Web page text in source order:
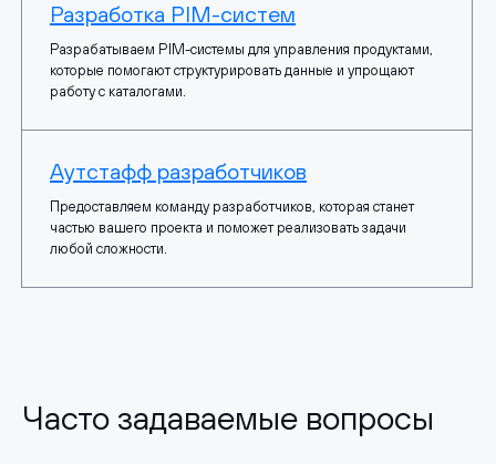
Разработка PIM-систем
Разрабатываем PIM-системы для управления продуктами,
которые помогают структурировать данные и упрощают
работу с каталогами.
Аутстафф разработчиков
Предоставляем команду разработчиков, которая станет
частью вашего проекта и поможет реализовать задачи
любой сложности.
Часто задаваемые вопросы